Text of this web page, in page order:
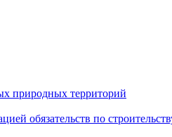
природных территорий
обязательств по